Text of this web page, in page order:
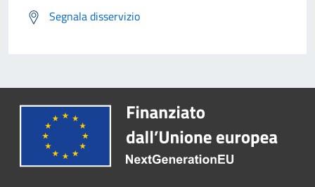
Segnala disservizio